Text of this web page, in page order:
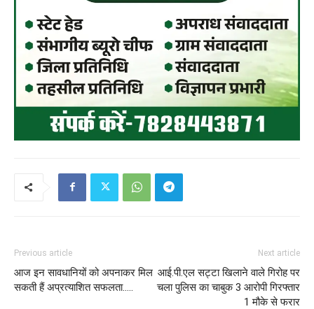
Previous article
आज इन सावधानियों को अपनाकर मिल
सकती हैं अप्रत्याशित सफलता…..
Next article
आई.पी.एल सट्टा खिलाने वाले गिरोह पर
चला पुलिस का चाबुक 3 आरोपी गिरफ्तार
1 मौके से फरार